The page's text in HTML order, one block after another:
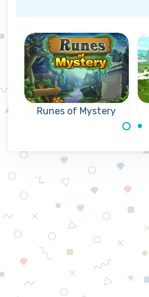
Runes of Mystery
collapse spel met
Runentekens:
bereik het